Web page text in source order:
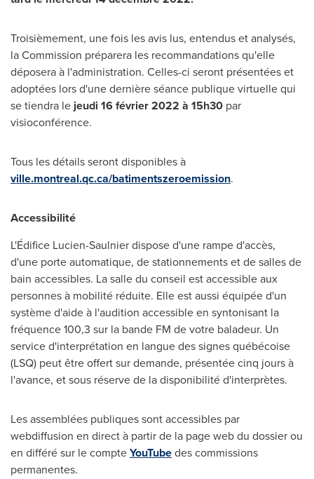
Troisièmement, une fois les avis lus, entendus et analysés,
la Commission préparera les recommandations qu'elle
déposera à l'administration. Celles-ci seront présentées et
adoptées lors d'une dernière séance publique virtuelle qui
se tiendra lejeudi 16 février 2022 à 15h30 par
visioconférence.
Tous les détails seront disponibles à
ville.montreal.qc.ca/batimentszeroemission.
Accessibilité
L'Édifice Lucien-Saulnier dispose d'une rampe d'accès,
d'une porte automatique, de stationnements et de salles de
bain accessibles. La salle du conseil est accessible aux
personnes à mobilité réduite. Elle est aussi équipée d'un
système d'aide à l'audition accessible en syntonisant la
fréquence 100,3 sur la bande FM de votre baladeur. Un
service d'interprétation en langue des signes québécoise
(LSQ) peut être offert sur demande, présentée cinq jours à
l'avance, et sous réserve de la disponibilité d'interprètes.
Les assemblées publiques sont accessibles par
webdiffusion en direct à partir de la page web du dossier ou
en différé sur le compteYouTubedes commissions
permanentes.